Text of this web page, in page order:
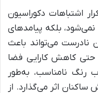
اشتباهات دکوراسیون
بلکه پیامدهای
نادرست می‌تواند باعث
کاهش کارایی فضا
رنگ نامناسب، به‌طور
اثر می‌گذارد. از